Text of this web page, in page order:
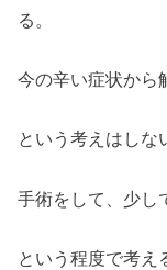
る。
今の辛い症状から
という考えはしな
手術をして、少し
という程度で考え